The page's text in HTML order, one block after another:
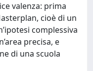
valenza: prima
cioè di un
complessiva
precisa, e
di una scuola